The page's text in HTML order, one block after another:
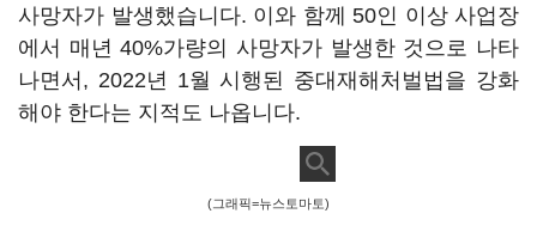
사망자가 발생했습니다. 이와 함께 50인 이상 사업장
에서 매년 40%가량의 사망자가 발생한 것으로 나타
나면서, 2022년 1월 시행된 중대재해처벌법을 강화
해야 한다는 지적도 나옵니다.
(그래픽=뉴스토마토)